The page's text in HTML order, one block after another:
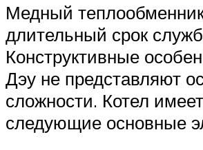
Медный
длительный срок
Конструктивные
Дэу не представляют
сложности. Котел имеет
следующие основные